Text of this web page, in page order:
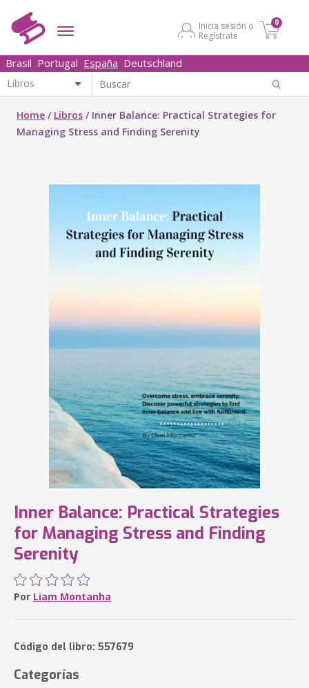
Inicia sesión o
Regístrate
0
Brasil Portugal España Deutschland
Home / Libros / Inner Balance: Practical Strategies for
Managing Stress and Finding Serenity
Inner Balance: Practical Strategies
for Managing Stress and Finding
Serenity
Por Liam Montanha
Código del libro: 557679
Categorías